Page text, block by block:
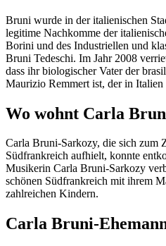
Bruni wurde in der italienischen
legitime Nachkomme der
Borini und des Industriellen und
Bruni Tedeschi. Im Jahr 2008
dass ihr biologischer Vater der
Maurizio Remmert ist, der in Italien
Wo wohnt Carla
Carla Bruni-Sarkozy, die sich zum
Südfrankreich aufhielt, konnte
Musikerin Carla Bruni-Sarkozy
schönen Südfrankreich mit ihrem
zahlreichen Kindern.
Carla Bruni-